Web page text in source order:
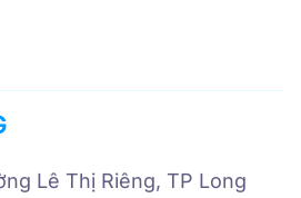
Lê Thị Riêng, TP Long